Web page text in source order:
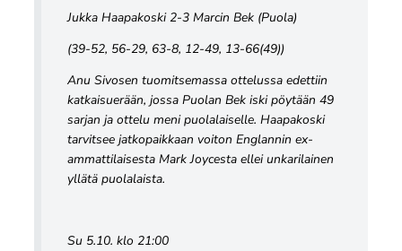
Jukka Haapakoski 2-3 Marcin Bek (Puola)
(39-52, 56-29, 63-8, 12-49, 13-66(49))
Anu Sivosen tuomitsemassa ottelussa edettiin
katkaisuerään, jossa Puolan Bek iski pöytään 49
sarjan ja ottelu meni puolalaiselle. Haapakoski
tarvitsee jatkopaikkaan voiton Englannin ex-
ammattilaisesta Mark Joycesta ellei unkarilainen
yllätä puolalaista.
Su 5.10. klo 21:00